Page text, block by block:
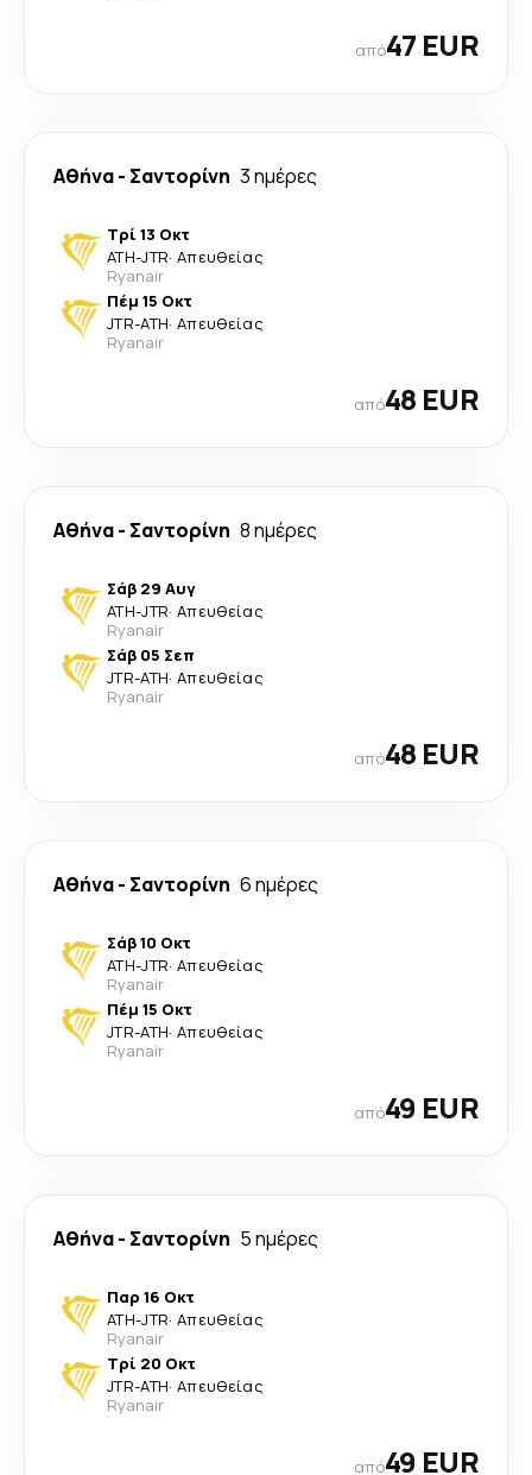
από47 EUR
Αθήνα- Σαντορίνη 3 ημέρες
Τρί 13 Οκτ
ATH-JTR· Απευθείας
Ryanair
Πέμ 15 Οκτ
JTR-ATH· Απευθείας
Ryanair
από48 EUR
Αθήνα- Σαντορίνη 8 ημέρες
Σάβ 29 Αυγ
ATH-JTR· Απευθείας
Ryanair
Σάβ 05 Σεπ
JTR-ATH· Απευθείας
Ryanair
από48 EUR
Αθήνα- Σαντορίνη 6 ημέρες
Σάβ 10 Οκτ
ATH-JTR· Απευθείας
Ryanair
Πέμ 15 Οκτ
JTR-ATH· Απευθείας
Ryanair
από49 EUR
Αθήνα- Σαντορίνη 5 ημέρες
Παρ 16 Οκτ
ATH-JTR· Απευθείας
Ryanair
Τρί 20 Οκτ
JTR-ATH· Απευθείας
Ryanair
από49 EUR